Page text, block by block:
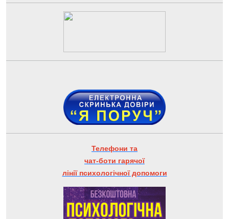
Телефони та
чат-боти гарячої
лінії психологічної допомоги